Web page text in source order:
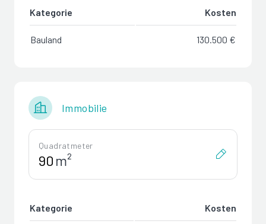
Kategorie Kosten
Bauland 130.500 €
Immobilie
Quadratmeter
m²
Kategorie Kosten